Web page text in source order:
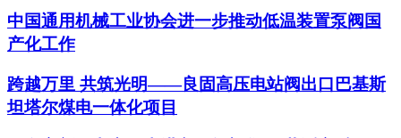
中国通用机械工业协会进一步推动低温装置泵阀国
产化工作
跨越万里 共筑光明——良固高压电站阀出口巴基斯
坦塔尔煤电一体化项目